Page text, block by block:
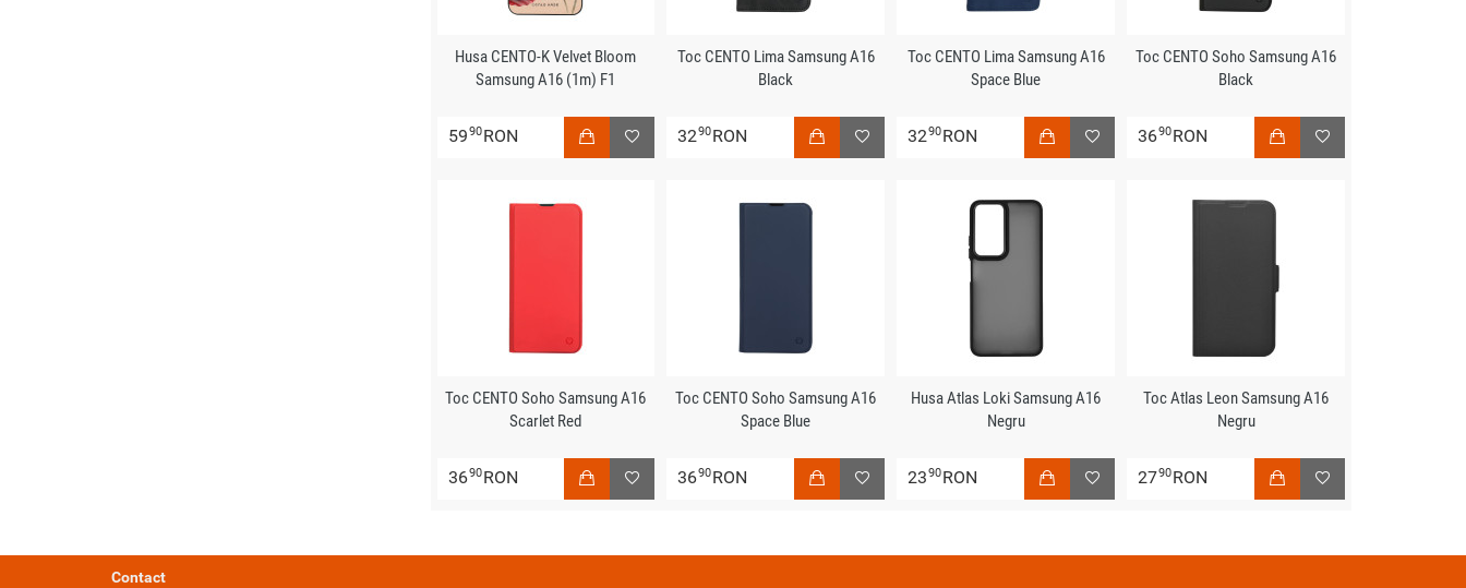
Husa CENTO-K Velvet Bloom
Samsung A16 (1m) F1
5990RON
Toc CENTO Lima Samsung A16
Black
3290RON
Toc CENTO Lima Samsung A16
Space Blue
3290RON
Toc CENTO Soho Samsung A16
Black
3690RON
Toc CENTO Soho Samsung A16
Scarlet Red
3690RON
Toc CENTO Soho Samsung A16
Space Blue
3690RON
Husa Atlas Loki Samsung A16
Negru
2390RON
Toc Atlas Leon Samsung A16
Negru
2790RON
Contact